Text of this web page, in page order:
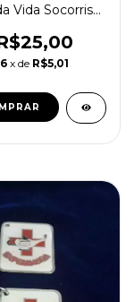
Vida Socorrista
6 x de R$5,01